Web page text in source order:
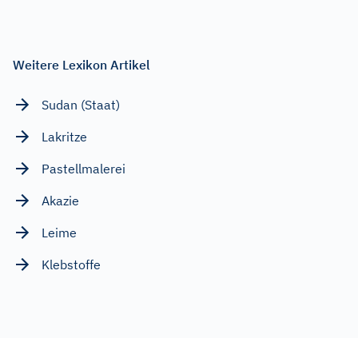
Weitere Lexikon Artikel
Sudan (Staat)
Lakritze
Pastellmalerei
Akazie
Leime
Klebstoffe